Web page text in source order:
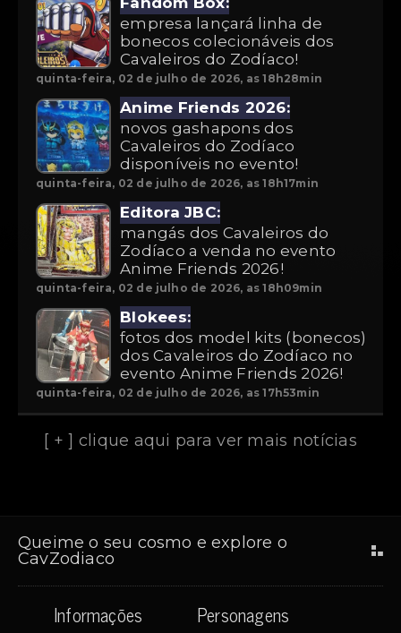
empresa lançará linha de
bonecos colecionáveis dos
Cavaleiros do Zodíaco!
quinta-feira, 02 de julho de 2026, as 18h28min
Anime Friends 2026:
novos gashapons dos
Cavaleiros do Zodíaco
disponíveis no evento!
quinta-feira, 02 de julho de 2026, as 18h17min
Editora JBC:
mangás dos Cavaleiros do
Zodíaco a venda no evento
Anime Friends 2026!
quinta-feira, 02 de julho de 2026, as 18h09min
Blokees:
fotos dos model kits (bonecos)
dos Cavaleiros do Zodíaco no
evento Anime Friends 2026!
quinta-feira, 02 de julho de 2026, as 17h53min
[ + ] clique aqui para ver mais notícias
Queime o seu cosmo e explore o
CavZodiaco
Informações Personagens